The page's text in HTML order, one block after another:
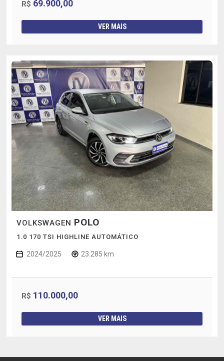
R$ 69.900,00
VER MAIS
VOLKSWAGEN POLO
1.0 170 TSI HIGHLINE AUTOMÁTICO
2024/2025 23.285 km
R$ 110.000,00
VER MAIS